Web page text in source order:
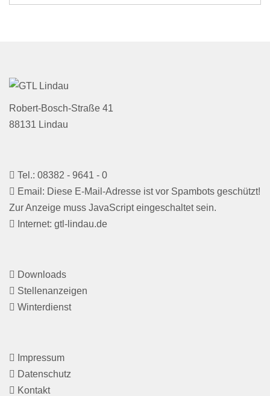
Robert-Bosch-Straße 41
88131 Lindau
Tel.: 08382 - 9641 - 0
Email: Diese E-Mail-Adresse ist vor Spambots geschützt!
Zur Anzeige muss JavaScript eingeschaltet sein.
Internet: gtl-lindau.de
Downloads
Stellenanzeigen
Winterdienst
Impressum
Datenschutz
Kontakt